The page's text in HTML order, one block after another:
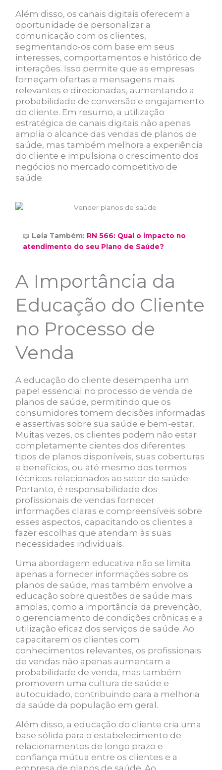
Além disso, os canais digitais oferecem a
oportunidade de personalizar a
comunicação com os clientes,
segmentando-os com base em seus
interesses, comportamentos e histórico de
interações. Isso permite que as empresas
forneçam ofertas e mensagens mais
relevantes e direcionadas, aumentando a
probabilidade de conversão e engajamento
do cliente. Em resumo, a utilização
estratégica de canais digitais não apenas
amplia o alcance das vendas de planos de
saúde, mas também melhora a experiência
do cliente e impulsiona o crescimento dos
negócios no mercado competitivo de
saúde.
📖 Leia Também: RN 566: Qual o impacto no
atendimento do seu Plano de Saúde?
A Importância da
Educação do Cliente
no Processo de
Venda
A educação do cliente desempenha um
papel essencial no processo de venda de
planos de saúde, permitindo que os
consumidores tomem decisões informadas
e assertivas sobre sua saúde e bem-estar.
Muitas vezes, os clientes podem não estar
completamente cientes dos diferentes
tipos de planos disponíveis, suas coberturas
e benefícios, ou até mesmo dos termos
técnicos relacionados ao setor de saúde.
Portanto, é responsabilidade dos
profissionais de vendas fornecer
informações claras e compreensíveis sobre
esses aspectos, capacitando os clientes a
fazer escolhas que atendam às suas
necessidades individuais.
Uma abordagem educativa não se limita
apenas a fornecer informações sobre os
planos de saúde, mas também envolve a
educação sobre questões de saúde mais
amplas, como a importância da prevenção,
o gerenciamento de condições crônicas e a
utilização eficaz dos serviços de saúde. Ao
capacitarem os clientes com
conhecimentos relevantes, os profissionais
de vendas não apenas aumentam a
probabilidade de venda, mas também
promovem uma cultura de saúde e
autocuidado, contribuindo para a melhoria
da saúde da população em geral.
Além disso, a educação do cliente cria uma
base sólida para o estabelecimento de
relacionamentos de longo prazo e
confiança mútua entre os clientes e a
empresa de planos de saúde. Ao